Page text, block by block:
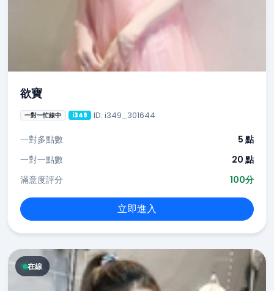
欲寶
一對一忙線中 i349 ID: i349_301644
一對多點數
5 點
一對一點數
20 點
滿意度評分
100分
立即進入
在線